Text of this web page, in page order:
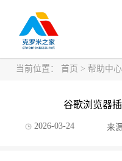
当前位置： 首页 > 帮助中心
谷歌浏览器
2026-03-24 来